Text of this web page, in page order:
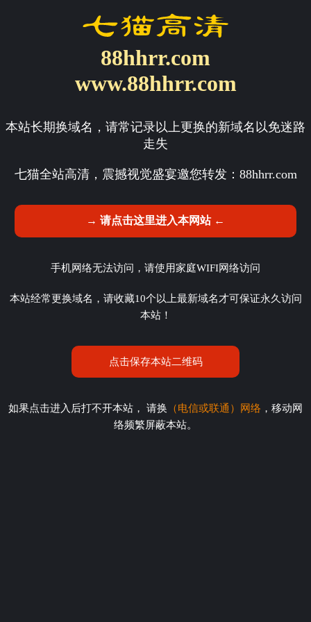
88hhrr.com
www.88hhrr.com
本站长期换域名，请常记录以上更换的新域名以免迷路
走失
七猫全站高清，震撼视觉盛宴邀您转发： 88hhrr.com
→ 请点击这里进入本网站 ←
手机网络无法访问，请使用家庭WIFI网络访问
本站经常更换域名，请收藏10个以上最新域名才可保证永久访问
本站！
点击保存本站二维码
如果点击进入后打不开本站， 请换 （电信或联通）网络 ，移动网
络频繁屏蔽本站。